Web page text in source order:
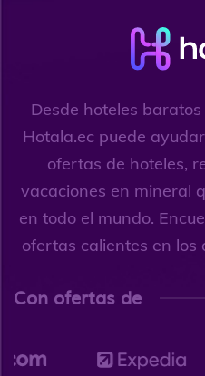
Desde hoteles
Hotala.ec puede
ofertas de hoteles,
vacaciones en mineral
en todo el mundo.
ofertas calientes en los
Con ofertas de